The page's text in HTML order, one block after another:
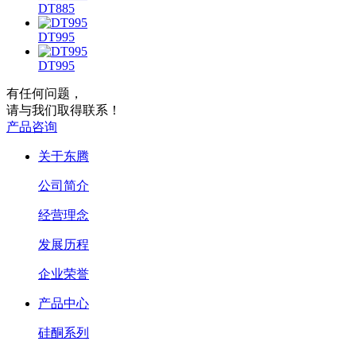
DT885
DT995
DT995
有任何问题，
请与我们取得联系！
产品咨询
关于东腾
公司简介
经营理念
发展历程
企业荣誉
产品中心
硅酮系列